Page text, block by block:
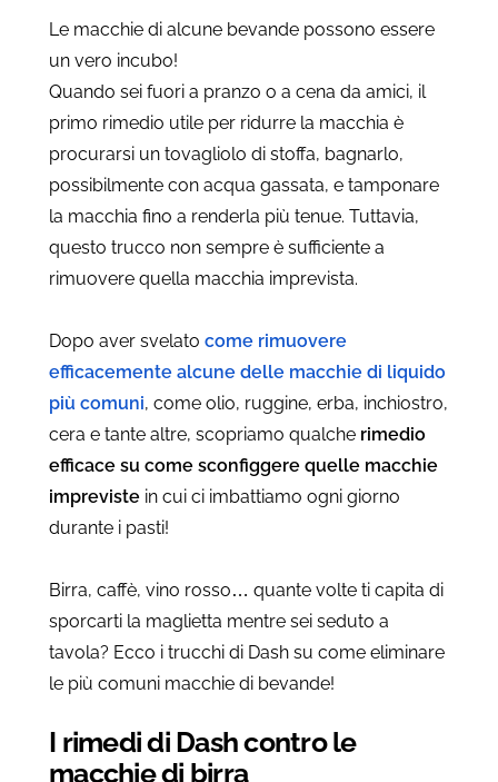
Le macchie di alcune bevande possono essere
un vero incubo!
Quando sei fuori a pranzo o a cena da amici, il
primo rimedio utile per ridurre la macchia è
procurarsi un tovagliolo di stoffa, bagnarlo,
possibilmente con acqua gassata, e tamponare
la macchia fino a renderla più tenue. Tuttavia,
questo trucco non sempre è sufficiente a
rimuovere quella macchia imprevista.
Dopo aver svelato come rimuovere
efficacemente alcune delle macchie di liquido
più comuni, come olio, ruggine, erba, inchiostro,
cera e tante altre, scopriamo qualche rimedio
efficace su come sconfiggere quelle macchie
impreviste in cui ci imbattiamo ogni giorno
durante i pasti!
Birra, caffè, vino rosso… quante volte ti capita di
sporcarti la maglietta mentre sei seduto a
tavola? Ecco i trucchi di Dash su come eliminare
le più comuni macchie di bevande!
I rimedi di Dash contro le
macchie di birra